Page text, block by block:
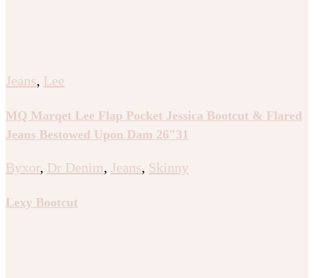
Jeans, Lee
MQ Marqet Lee Flap Pocket Jessica Bootcut & Flared
Jeans Bestowed Upon Dam 26″31
Byxor, Dr Denim, Jeans, Skinny
Lexy Bootcut